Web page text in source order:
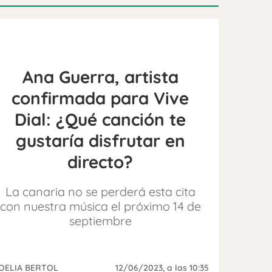
Ana Guerra, artista
confirmada para Vive
Dial: ¿Qué canción te
gustaría disfrutar en
directo?
La canaria no se perderá esta cita
con nuestra música el próximo 14 de
septiembre
BERTOL 12/06/2023, a las 10:35